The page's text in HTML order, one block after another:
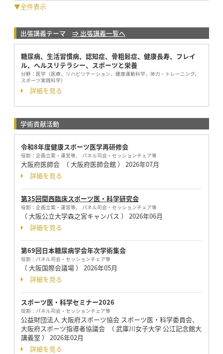
▼全件表示
出張講義テーマ ⇒ 出張講義一覧へ
糖尿病、生活習慣病、認知症、骨粗鬆症、健康長寿、フレイ
ル、ヘルスリテラシー、スポーツと栄養
分野： 医学（医療，リハビリテーション，健康運動科学，体力・トレーニング，
スポーツ実践科学）
詳細を見る
学術貢献活動
令和8年度健康スポーツ医学再研修会
役割： 企画立案・運営等, パネル司会・セッションチェア等
大阪府医師会 （ 大阪府医師会館 ） 2026年07月
詳細を見る
第35回関西臨床スポーツ医・科学研究会
役割： 企画立案・運営等, パネル司会・セッションチェア等
（ 大阪公立大学森之宮キャンパス ） 2026年06月
詳細を見る
第69回日本糖尿病学会年次学術集会
役割： パネル司会・セッションチェア等
（ 大阪国際会議場 ） 2026年05月
詳細を見る
スポーツ医・科学セミナー2026
役割： パネル司会・セッションチェア等
公益財団法人 大阪府スポーツ協会 スポーツ医・科学委員会、
大阪府スポーツ指導者協議会 （ 武庫川女子大学 公江記念館大
講義室 ） 2026年02月
詳細を見る